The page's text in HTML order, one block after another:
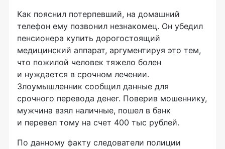
Как пояснил потерпевший, на домашний
телефон ему позвонил незнакомец. Он убедил
пенсионера купить дорогостоящий
медицинский аппарат, аргументируя это тем,
что пожилой человек тяжело болен
и нуждается в срочном лечении.
Злоумышленник сообщил данные для
срочного перевода денег. Поверив мошеннику,
мужчина взял наличные, пошел в банк
и перевел тому на счет 400 тыс рублей.
По данному факту следователи полиции